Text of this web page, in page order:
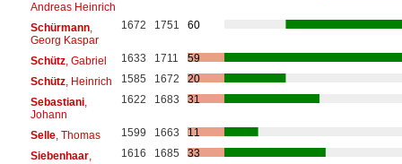
Andreas Heinrich
Schürmann,
Georg Kaspar
1672 1751 60
Schütz, Gabriel 1633 1711
59
Schütz, Heinrich 1585 1672
20
Sebastiani,
Johann
1622 1683 31
Selle, Thomas 1599 1663
11
Siebenhaar,
1616 1685 33